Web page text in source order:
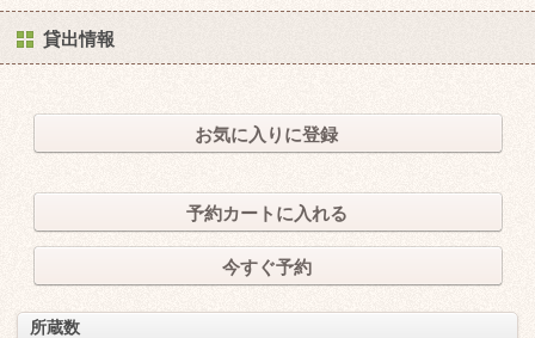
貸出情報
お気に入りに登録
予約カートに入れる
今すぐ予約
所蔵数